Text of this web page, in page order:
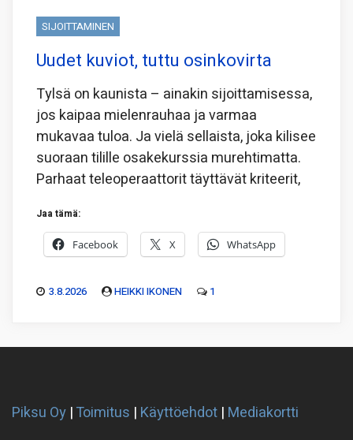
SIJOITTAMINEN
Uudet kuviot, tuttu osinkovirta
Tylsä on kaunista – ainakin sijoittamisessa,
jos kaipaa mielenrauhaa ja varmaa
mukavaa tuloa. Ja vielä sellaista, joka kilisee
suoraan tilille osakekurssia murehtimatta.
Parhaat teleoperaattorit täyttävät kriteerit,
Jaa tämä:
Facebook X WhatsApp
3.8.2026 HEIKKI IKONEN 1
Piksu Oy |Toimitus | Käyttöehdot | Mediakortti